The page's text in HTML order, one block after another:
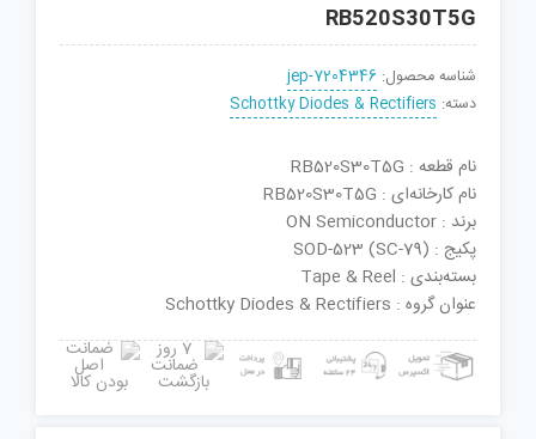
RB520S30T5G
شناسه محصول: jep-7204346
دسته: Schottky Diodes & Rectifiers
نام قطعه : RB520S30T5G
نام کارخانه‌ای : RB520S30T5G
برند : ON Semiconductor
پکیج : SOD-523 (SC-79)
بسته‌بندی : Tape & Reel
عنوان گروه : Schottky Diodes & Rectifiers